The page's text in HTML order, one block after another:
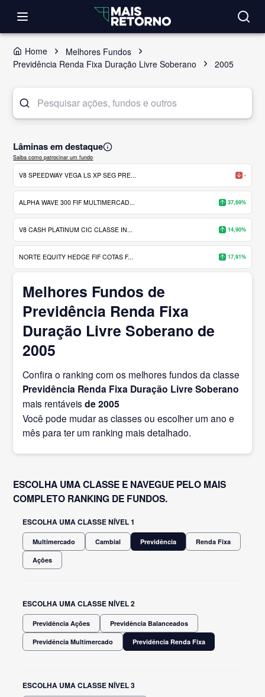
Home
Melhores Fundos
Previdência Renda Fixa Duração Livre Soberano
2005
Lâminas em destaque
Saiba como patrocinar um fundo
V8 SPEEDWAY VEGA LS XP SEG PRE... -
ALPHA WAVE 300 FIF MULTIMERCAD... 37,69%
V8 CASH PLATINUM CIC CLASSE IN... 14,90%
NORTE EQUITY HEDGE FIF COTAS F... 17,91%
Melhores Fundos de
Previdência Renda Fixa
Duração Livre Soberano de
2005
Confira o ranking com os melhores fundos da classe
Previdência Renda Fixa Duração Livre Soberano
mais rentáveisde 2005
Você pode mudar as classes ou escolher um ano e
mês para ter um ranking mais detalhado.
ESCOLHA UMA CLASSE E NAVEGUE PELO MAIS
COMPLETO RANKING DE FUNDOS.
ESCOLHA UMA CLASSE NÍVEL 1
Multimercado Cambial Previdência Renda Fixa
Ações
ESCOLHA UMA CLASSE NÍVEL 2
Previdência Ações Previdência Balanceados
Previdência Multimercado Previdência Renda Fixa
ESCOLHA UMA CLASSE NÍVEL 3